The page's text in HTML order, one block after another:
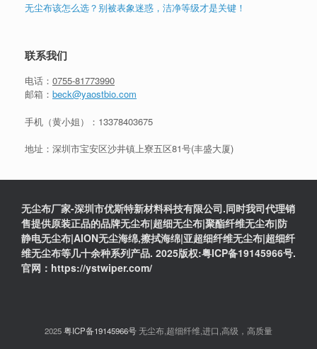
无尘布该怎么选？别被表象迷惑，洁净等级才是关键！
联系我们
电话： 0755-81773990
邮箱： beck@yaostbio.com
手机（黄小姐）： 13378403675
地址：深圳市宝安区沙井镇上寮五区81号(丰盛大厦)
无尘布厂家-深圳市优斯特新材料科技有限公司.同时我司代理销
售提供原装正品的品牌无尘布|超细无尘布|聚酯纤维无尘布|防
静电无尘布|AION无尘海绵,擦拭海绵|亚超细纤维无尘布|超细纤
维无尘布等几十余种系列产品. 2025版权:粤ICP备19145966号.
官网：https://ystwiper.com/
2025粤ICP备19145966号无尘布,超细纤维,进口,高级，高质量